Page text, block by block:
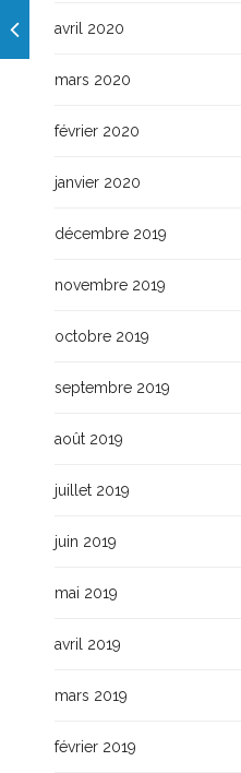
avril 2020
mars 2020
février 2020
janvier 2020
décembre 2019
novembre 2019
octobre 2019
septembre 2019
août 2019
juillet 2019
juin 2019
mai 2019
avril 2019
mars 2019
février 2019